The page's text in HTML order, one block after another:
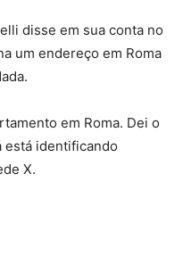
disse em sua conta no
um endereço em Roma
em Roma. Dei o
está identificando
X.